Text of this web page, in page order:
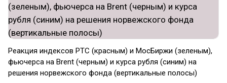
Реакция индексов РТС (красным) и МосБиржи (зеленым),
фьючерса на Brent (черным) и курса рубля (синим) на
решения норвежского фонда (вертикальные полосы)